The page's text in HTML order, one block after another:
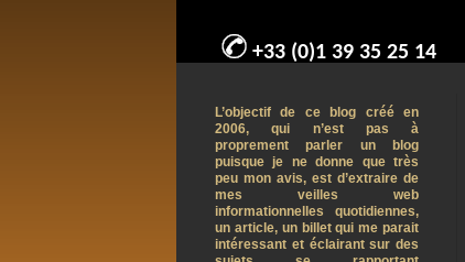
+33 (0)1 39 35 25 14
L’objectif de ce blog créé en
2006, qui n’est pas à
proprement parler un blog
puisque je ne donne que très
peu mon avis, est d’extraire de
mes veilles web
informationnelles quotidiennes,
un article, un billet qui me parait
intéressant et éclairant sur des